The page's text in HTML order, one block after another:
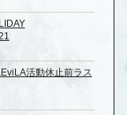
活動休止前ラス